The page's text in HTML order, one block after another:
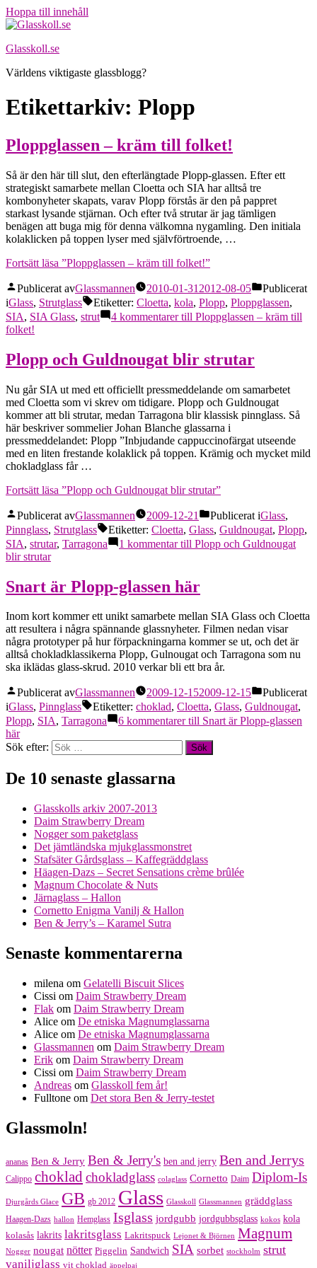
Hoppa till innehåll
Glasskoll.se
Världens viktigaste glassblogg?
Etikettarkiv: Plopp
Ploppglassen – kräm till folket!
Så är den här till slut, den efterlängtade Plopp-glassen. Efter ett
strategiskt samarbete mellan Cloetta och SIA har alltså tre
kombonyheter skapats, varav Plopp förstås är den på pappret
starkast lysande stjärnan. Och efter två strutar är jag tämligen
benägen att buga mig för denna välkomna nygamling. Den initiala
kolaklicken på toppen lyser med självförtroende, …
Fortsätt läsa ”Ploppglassen – kräm till folket!”
Publicerat avGlassmannen 2010-01-31 2012-08-05
Publicerat
iGlass, Strutglass Etiketter: Cloetta, kola, Plopp, Ploppglassen,
SIA, SIA Glass, strut 4 kommentarertill Ploppglassen – kräm till
folket!
Plopp och Guldnougat blir strutar
Nu går SIA ut med ett officiellt pressmeddelande om samarbetet
med Cloetta som vi skrev om tidigare. Plopp och Guldnougat
kommer att bli strutar, medan Tarragona blir klassisk pinnglass. Så
här beskriver sommelier Johan Blanche glassarna i
pressmeddelandet: Plopp ”Inbjudande cappuccinofärgat utseende
med en liten frestande kolaklick på toppen. Krämig och mycket mild
chokladglass får …
Fortsätt läsa ”Plopp och Guldnougat blir strutar”
Publicerat avGlassmannen 2009-12-21 Publicerat iGlass,
Pinnglass, Strutglass Etiketter: Cloetta, Glass, Guldnougat, Plopp,
SIA, strutar, Tarragona 1 kommentartill Plopp och Guldnougat
blir strutar
Snart är Plopp-glassen här
Inom kort kommer ett unikt samarbete mellan SIA Glass och Cloetta
att resultera i några spännande glassnyheter. Filmen nedan visar
några prototyper på hur förpackningarna kommer se ut, och det är
alltså chokladklassikerna Plopp, Gulnougat och Tarragona som nu
ska iklädas glass-skrud. 2010 verkar bli ett bra år.
Publicerat avGlassmannen 2009-12-152009-12-15
Publicerat
iGlass, Pinnglass Etiketter: choklad, Cloetta, Glass, Guldnougat,
Plopp, SIA, Tarragona 6 kommentarertill Snart är Plopp-glassen
här
Sök efter:
De 10 senaste glassarna
Glasskolls arkiv 2007-2013
Daim Strawberry Dream
Nogger som paketglass
Det jämtländska mjukglassmonstret
Stafsäter Gårdsglass – Kaffegräddglass
Häagen-Dazs – Secret Sensations crème brûlée
Magnum Chocolate & Nuts
Järnaglass – Hallon
Cornetto Enigma Vanilj & Hallon
Ben & Jerry’s – Karamel Sutra
Senaste kommentarerna
milena om Gelatelli Biscuit Slices
Cissi om Daim Strawberry Dream
Flak om Daim Strawberry Dream
Alice om De etniska Magnumglassarna
Alice om De etniska Magnumglassarna
Glassmannen om Daim Strawberry Dream
Erik om Daim Strawberry Dream
Cissi om Daim Strawberry Dream
Andreas om Glasskoll fem år!
Fulltone om Det stora Ben & Jerry-testet
Glassmoln!
ananas Ben & Jerry Ben & Jerry's ben and jerry Ben and Jerrys
Calippo choklad chokladglass colaglass Cornetto Daim Diplom-Is
Djurgårds Glace GB gb 2012 Glass Glasskoll Glassmannen gräddglass
Haagen-Dazs hallon Hemglass Isglass jordgubb jordgubbsglass kokos kola
kolasås lakrits lakritsglass Lakritspuck Lejonet & Björnen Magnum
Nogger nougat nötter Piggelin Sandwich SIA sorbet stockholm strut
vaniljglass vit choklad äppelpaj